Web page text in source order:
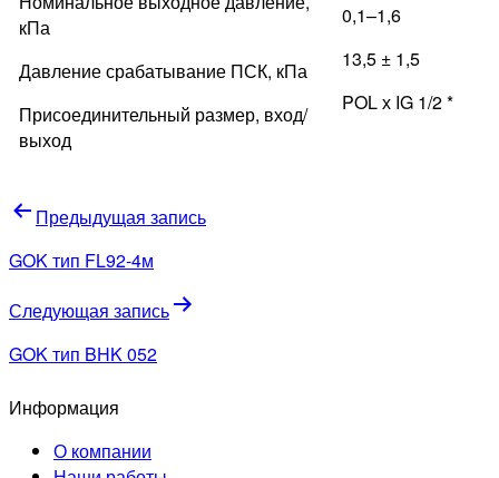
кПа
Давление срабатывание ПСК, кПа
Присоединительный размер, вход/
выход
0,1–1,6
13,5 ± 1,5
POL х IG 1/2 *
Навигация
по
Предыдущая запись
GOK тип FL92-4м
Следующая запись
GOK тип BHK 052
Информация
О компании